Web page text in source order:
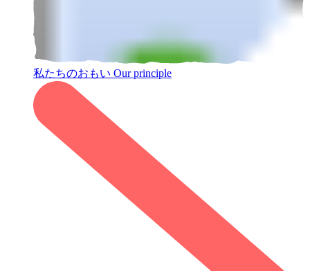
私たちのおもい Our principle